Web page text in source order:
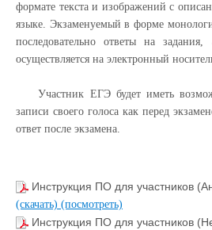
формате текста и изображений с
языке. Экзаменуемый в форме
последовательно ответы на
осуществляется на электронный
Участник ЕГЭ будет иметь
записи своего голоса как перед
ответ после экзамена.
Инструкция ПО для участников
(скачать) (посмотреть)
Инструкция ПО для участников